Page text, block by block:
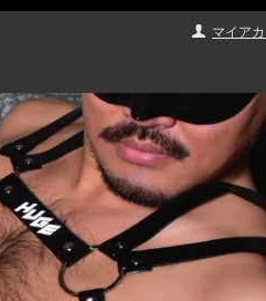
マイア